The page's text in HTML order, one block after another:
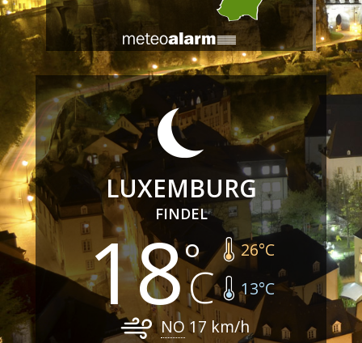
LUXEMBURG
FINDEL
18 26°C
13°C
NO 17 km/h